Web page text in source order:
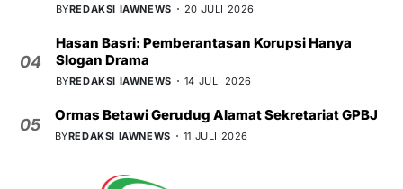
BYREDAKSI IAWNEWS 20 JULI 2026
04
Hasan Basri: Pemberantasan Korupsi Hanya
Slogan Drama
BYREDAKSI IAWNEWS 14 JULI 2026
05
Ormas Betawi Gerudug Alamat Sekretariat GPBJ
BYREDAKSI IAWNEWS 11 JULI 2026